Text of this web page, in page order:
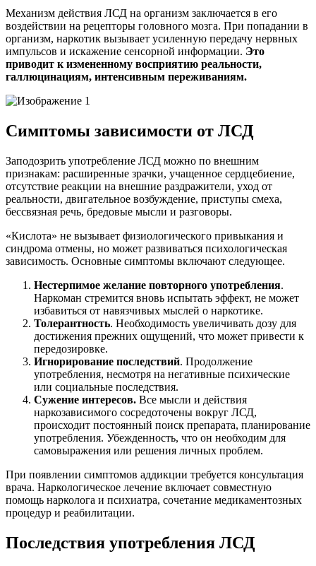
Механизм действия ЛСД на организм заключается в его
воздействии на рецепторы головного мозга. При попадании в
организм, наркотик вызывает усиленную передачу нервных
импульсов и искажение сенсорной информации. Это
приводит к измененному восприятию реальности,
галлюцинациям, интенсивным переживаниям.
Симптомы зависимости от ЛСД
Заподозрить употребление ЛСД можно по внешним
признакам: расширенные зрачки, учащенное сердцебиение,
отсутствие реакции на внешние раздражители, уход от
реальности, двигательное возбуждение, приступы смеха,
бессвязная речь, бредовые мысли и разговоры.
«Кислота» не вызывает физиологического привыкания и
синдрома отмены, но может развиваться психологическая
зависимость. Основные симптомы включают следующее.
Нестерпимое желание повторного употребления.
Наркоман стремится вновь испытать эффект, не может
избавиться от навязчивых мыслей о наркотике.
Толерантность. Необходимость увеличивать дозу для
достижения прежних ощущений, что может привести к
передозировке.
Игнорирование последствий. Продолжение
употребления, несмотря на негативные психические
или социальные последствия.
Сужение интересов. Все мысли и действия
наркозависимого сосредоточены вокруг ЛСД,
происходит постоянный поиск препарата, планирование
употребления. Убежденность, что он необходим для
самовыражения или решения личных проблем.
При появлении симптомов аддикции требуется консультация
врача. Наркологическое лечение включает совместную
помощь нарколога и психиатра, сочетание медикаментозных
процедур и реабилитации.
Последствия употребления ЛСД